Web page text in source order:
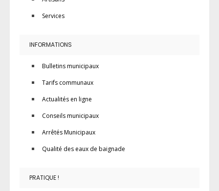
Services
INFORMATIONS
Bulletins municipaux
Tarifs communaux
Actualités en ligne
Conseils municipaux
Arrêtés Municipaux
Qualité des eaux de baignade
PRATIQUE !